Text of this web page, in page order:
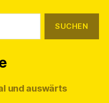
und auswärts